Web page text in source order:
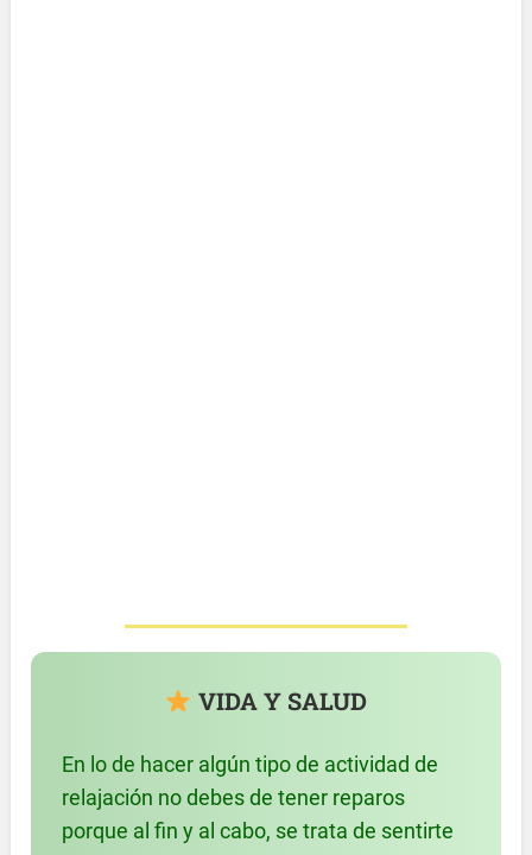
VIDA Y SALUD
En lo de hacer algún tipo de actividad de
relajación no debes de tener reparos
porque al fin y al cabo, se trata de sentirte